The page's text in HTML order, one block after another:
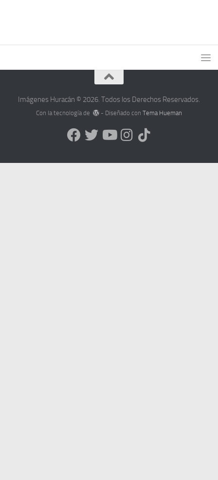
Imágenes Huracán © 2026. Todos los Derechos Reservados.
Con la tecnología de - Diseñado conTema Hueman